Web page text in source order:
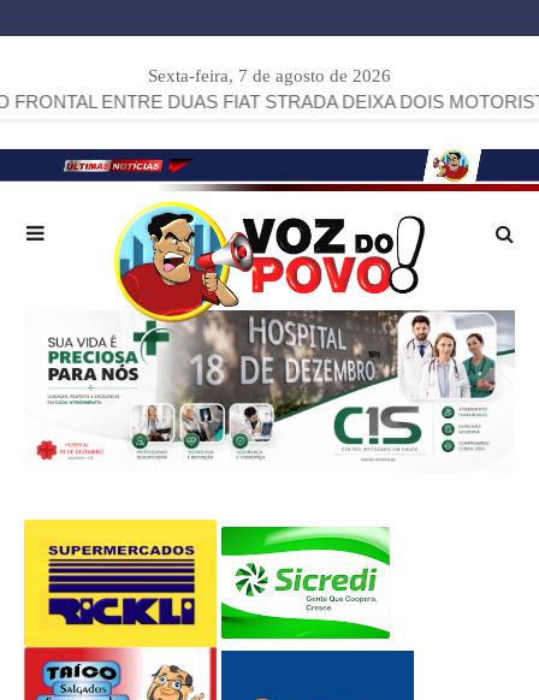
Sexta-feira, 7 de agosto de 2026
ENTRE DUAS FIAT STRADA DEIXA DOIS MOTORISTAS